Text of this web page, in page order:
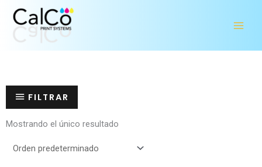
FILTRAR
Mostrando el único resultado